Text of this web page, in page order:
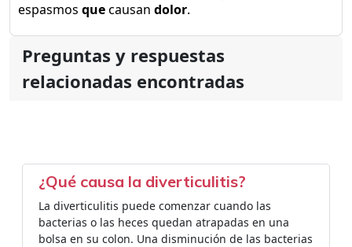
espasmos quecausan dolor.
Preguntas y respuestas
relacionadas encontradas
¿Qué causa la diverticulitis?
La diverticulitis puede comenzar cuando las
bacterias o las heces quedan atrapadas en una
bolsa en su colon. Una disminución de las bacterias